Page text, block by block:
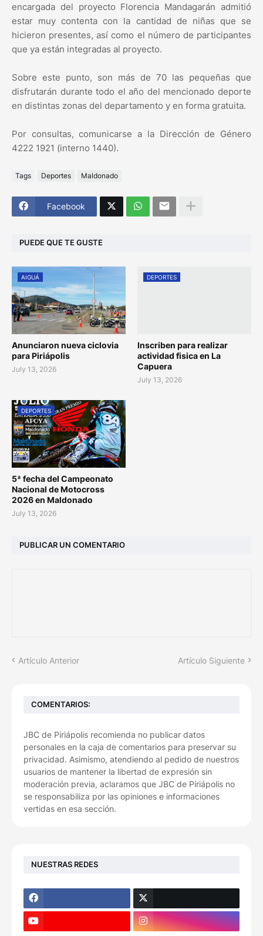
encargada del proyecto Florencia Mandagarán admitió
estar muy contenta con la cantidad de niñas que se
hicieron presentes, así como el número de participantes
que ya están integradas al proyecto.
Sobre este punto, son más de 70 las pequeñas que
disfrutarán durante todo el año del mencionado deporte
en distintas zonas del departamento y en forma gratuita.
Por consultas, comunicarse a la Dirección de Género
4222 1921 (interno 1440).
Tags Deportes Maldonado
Facebook
PUEDE QUE TE GUSTE
AIGUÁ
Anunciaron nueva ciclovia
para Piriápolis
July 13, 2026
DEPORTES
Inscriben para realizar
actividad fisica en La
Capuera
July 13, 2026
DEPORTES
5ª fecha del Campeonato
Nacional de Motocross
2026 en Maldonado
July 13, 2026
PUBLICAR UN COMENTARIO
Artículo Anterior Artículo Siguiente
COMENTARIOS:
JBC de Piriápolis recomienda no publicar datos
personales en la caja de comentarios para preservar su
privacidad. Asimismo, atendiendo al pedido de nuestros
usuarios de mantener la libertad de expresión sin
moderación previa, aclaramos que JBC de Piriápolis no
se responsabiliza por las opiniones e informaciones
vertidas en esa sección.
NUESTRAS REDES